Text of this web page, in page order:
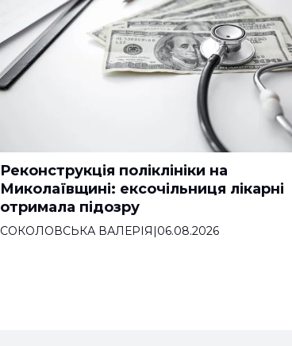
Реконструкція поліклініки на
Миколаївщині: ексочільниця лікарні
отримала підозру
СОКОЛОВСЬКА ВАЛЕРІЯ|06.08.2026